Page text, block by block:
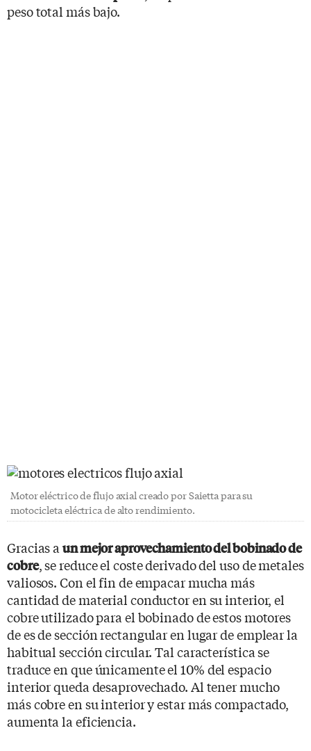
peso total más bajo.
Motor eléctrico de flujo axial creado por Saietta para su
motocicleta eléctrica de alto rendimiento.
Gracias a un mejor aprovechamiento del bobinado de
cobre, se reduce el coste derivado del uso de metales
valiosos. Con el fin de empacar mucha más
cantidad de material conductor en su interior, el
cobre utilizado para el bobinado de estos motores
de es de sección rectangular en lugar de emplear la
habitual sección circular. Tal característica se
traduce en que únicamente el 10% del espacio
interior queda desaprovechado. Al tener mucho
más cobre en su interior y estar más compactado,
aumenta la eficiencia.